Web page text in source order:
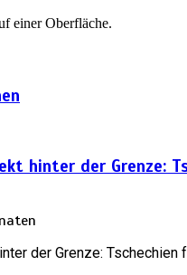
hinter der Grenze:
der Grenze: Tschechien